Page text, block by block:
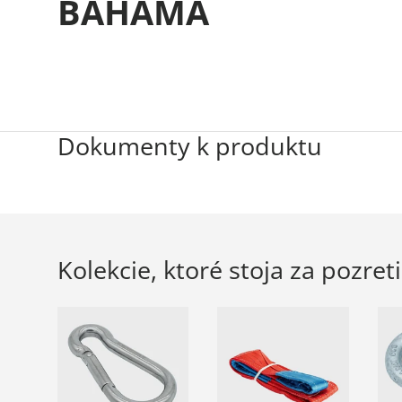
BAHAMA
Dokumenty k produktu
Kolekcie, ktoré stoja za